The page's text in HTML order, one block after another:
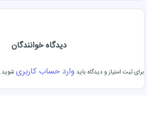
دیدگاه خوانندگان
برای ثبت امتیاز و دیدگاه باید وارد حساب کاربری شوید.